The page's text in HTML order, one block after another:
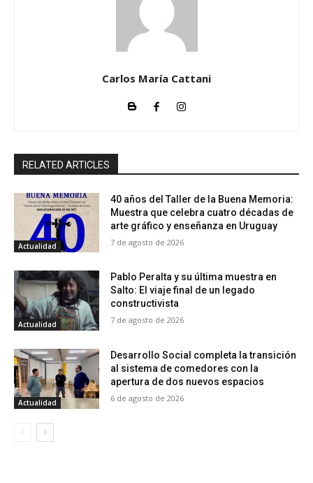
Carlos María Cattani
RELATED ARTICLES
Actualidad
40 años del Taller de la Buena Memoria:
Muestra que celebra cuatro décadas de
arte gráfico y enseñanza en Uruguay
7 de agosto de 2026
Actualidad
Pablo Peralta y su última muestra en
Salto: El viaje final de un legado
constructivista
7 de agosto de 2026
Actualidad
Desarrollo Social completa la transición
al sistema de comedores con la
apertura de dos nuevos espacios
6 de agosto de 2026